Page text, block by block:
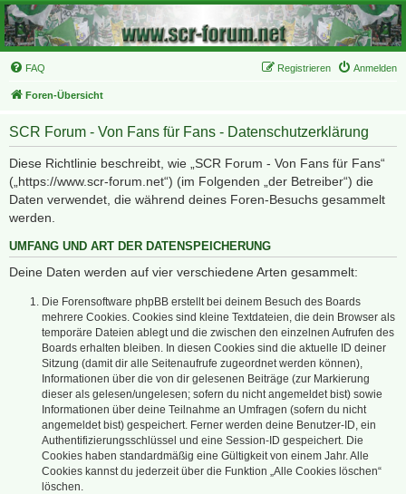
FAQ Anmelden
Registrieren
Foren-Übersicht
SCR Forum - Von Fans für Fans - Datenschutzerklärung
Diese Richtlinie beschreibt, wie „SCR Forum - Von Fans für Fans“
(„https://www.scr-forum.net“) (im Folgenden „der Betreiber“) die
Daten verwendet, die während deines Foren-Besuchs gesammelt
werden.
UMFANG UND ART DER DATENSPEICHERUNG
Deine Daten werden auf vier verschiedene Arten gesammelt:
Die Forensoftware phpBB erstellt bei deinem Besuch des Boards
mehrere Cookies. Cookies sind kleine Textdateien, die dein Browser als
temporäre Dateien ablegt und die zwischen den einzelnen Aufrufen des
Boards erhalten bleiben. In diesen Cookies sind die aktuelle ID deiner
Sitzung (damit dir alle Seitenaufrufe zugeordnet werden können),
Informationen über die von dir gelesenen Beiträge (zur Markierung
dieser als gelesen/ungelesen; sofern du nicht angemeldet bist) sowie
Informationen über deine Teilnahme an Umfragen (sofern du nicht
angemeldet bist) gespeichert. Ferner werden deine Benutzer-ID, ein
Authentifizierungsschlüssel und eine Session-ID gespeichert. Die
Cookies haben standardmäßig eine Gültigkeit von einem Jahr. Alle
Cookies kannst du jederzeit über die Funktion „Alle Cookies löschen“
löschen.